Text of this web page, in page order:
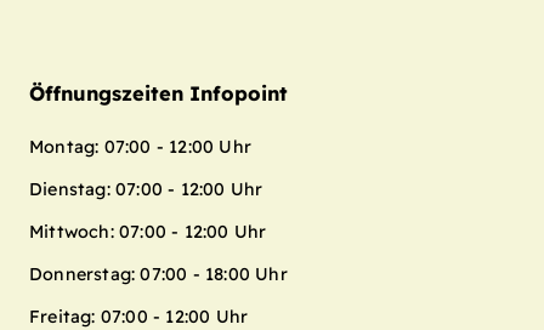
Öffnungszeiten Infopoint
Montag: 07:00 - 12:00 Uhr
Dienstag: 07:00 - 12:00 Uhr
Mittwoch: 07:00 - 12:00 Uhr
Donnerstag: 07:00 - 18:00 Uhr
Freitag: 07:00 - 12:00 Uhr